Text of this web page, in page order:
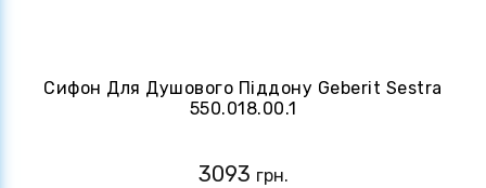
Сифон Для Душового Піддону Geberit Sestra
550.018.00.1
3093 грн.